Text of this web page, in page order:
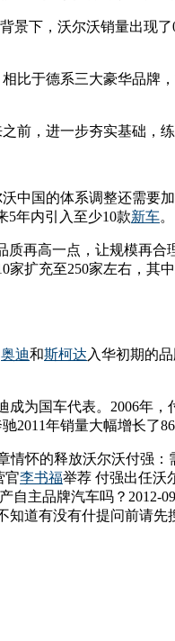
下，沃尔沃销量出现
比于德系三大豪华品牌
，进一步夯实基础，
中国的体系调整还需要
5年内引入至少10款新车。
再高一点，让规模再
扩充至250家左右，其
奥迪和斯柯达 入华初期的
成为国车代表。2006年，
年销量大幅增长了
情怀的释放沃尔沃付强：
官李书福举荐 付强出任沃
自主品牌汽车吗？2012-
知道有没有什提问前请